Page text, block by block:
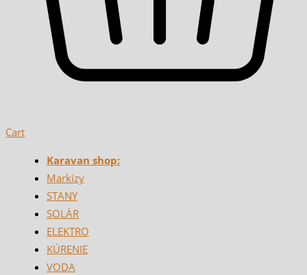
Cart
Karavan shop:
Markízy
STANY
SOLÁR
ELEKTRO
KÚRENIE
VODA